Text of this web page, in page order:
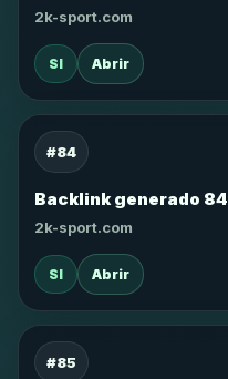
2k-sport.com
SI Abrir
#84
Backlink generado 84
2k-sport.com
SI Abrir
#85